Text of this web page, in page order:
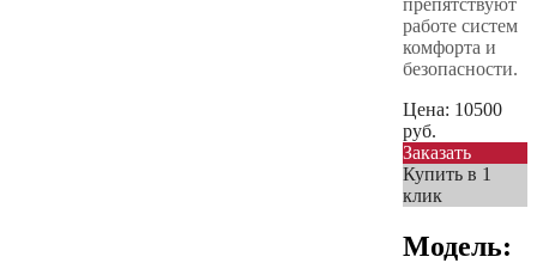
работе систем
комфорта и
безопасности.
Цена: 10500
руб.
Заказать
Купить в 1
клик
Модель: